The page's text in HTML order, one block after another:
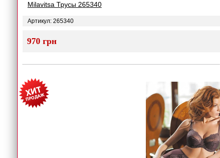
Milavitsa Трусы 265340
Артикул: 265340
970 грн